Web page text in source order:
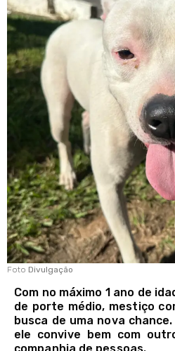
Foto Divulgação
Com no máximo 1 ano de
de porte médio, mestiço
busca de uma nova
ele convive bem com